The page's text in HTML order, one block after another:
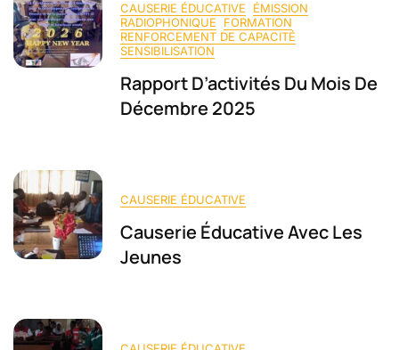
CAUSERIE ÉDUCATIVE
ÉMISSION
RADIOPHONIQUE
FORMATION
RENFORCEMENT DE CAPACITÉ
SENSIBILISATION
Rapport D’activités Du Mois De
Décembre 2025
CAUSERIE ÉDUCATIVE
Causerie Éducative Avec Les
Jeunes